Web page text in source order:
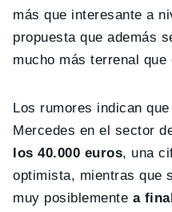
más que interesante a
propuesta que además
mucho más terrenal que
Los rumores indican
Mercedes en el sector
los 40.000 euros, una
optimista, mientras que
muy posiblemente a